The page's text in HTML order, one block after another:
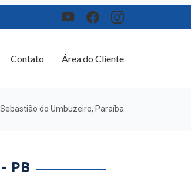
Área do Cliente
do Umbuzeiro, Paraíba
PB